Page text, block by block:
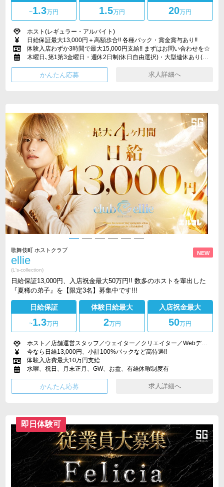
~1.3万円 1.5万円 20万円
ホスト(レギュラー・アルバイト)
日給保証最大13,000円＋高額歩合!! 各種バック・賞金賞与あり!!
体験入店わずか3時間で最大15,000円支給!! まずはお問い合わせを☆
木曜日､第1第3金曜日・週休2日制(休日自由選択)・大型連休あり(GW、お盆、正月)・冠婚葬祭、整形休暇、特別休暇あり
求人詳細へ
歌舞伎町 ホストクラブ
ellie
(L's-collection)
日給保証13,000円、入店祝金最大50万円!! 数多のホストを輩出した
『夏稀の弟子』を【限定3名】募集中です!!!
日給保証
~1.3万円
体験日給最大
2万円
入店祝金最大
50万円
ホスト／店舗運営スタッフ／ウェイター／クリエイター／Webデザイナー
今なら日給13,000円、小計100%バックなど高待遇!!
体験入店費最大10万円支給
水曜、祝日、月末正月、GW、お盆、有給休暇制度有
NEW
求人詳細へ
即日体験可